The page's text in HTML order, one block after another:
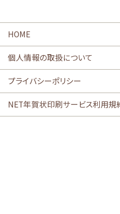
HOME
個人情報の取扱について
プライバシーポリシー
NET年賀状印刷サービス利用規